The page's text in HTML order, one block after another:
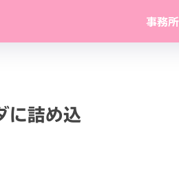
事務
に詰め込